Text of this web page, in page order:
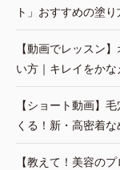
ト」おすすめの塗
【動画でレッスン
い方｜キレイをか
【ショート動画】
くる！新・高密着
【教えて！美容の